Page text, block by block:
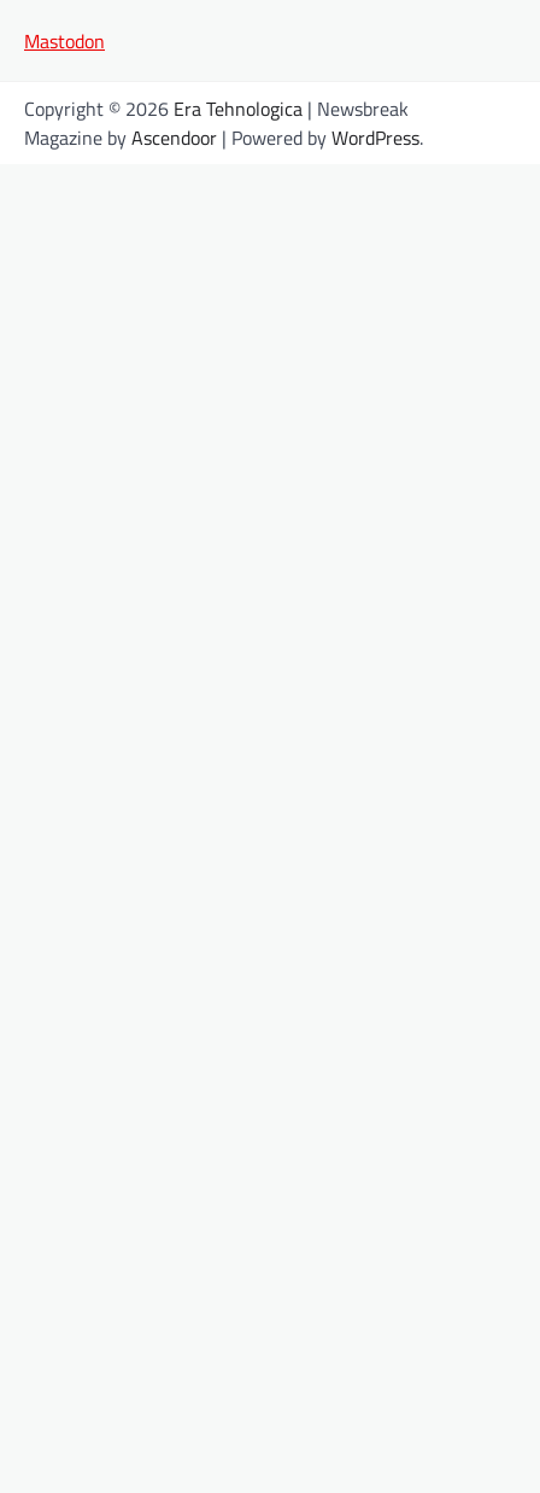
Mastodon
Copyright © 2026 Era Tehnologica | Newsbreak
Magazine byAscendoor | Powered byWordPress.